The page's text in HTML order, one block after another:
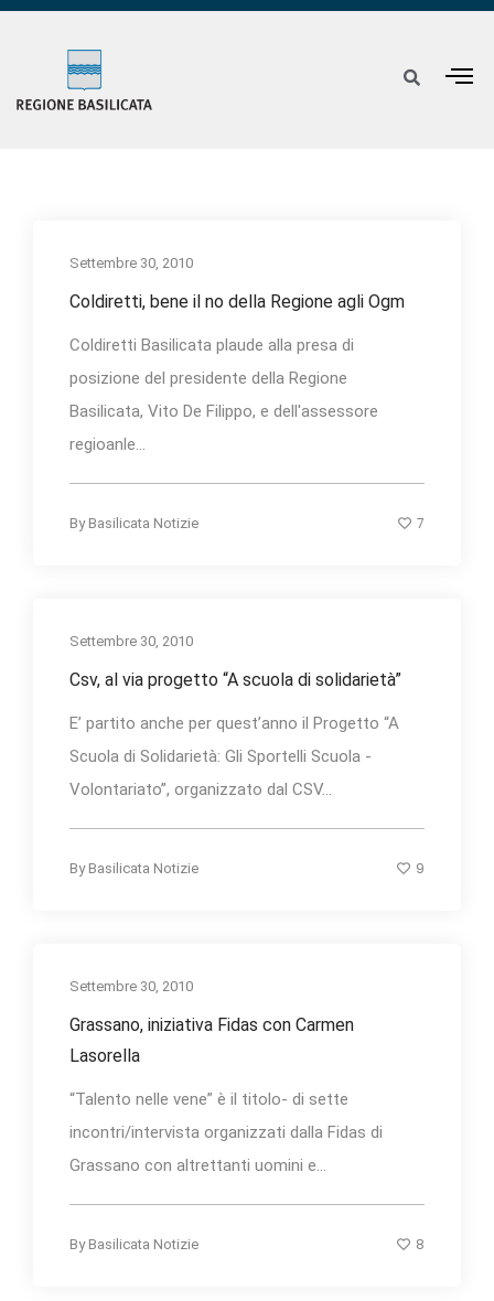
Settembre 30, 2010
Coldiretti, bene il no della Regione agli Ogm
Coldiretti Basilicata plaude alla presa di
posizione del presidente della Regione
Basilicata, Vito De Filippo, e dell'assessore
regioanle...
By Basilicata Notizie 7
Settembre 30, 2010
Csv, al via progetto “A scuola di solidarietà”
E’ partito anche per quest’anno il Progetto “A
Scuola di Solidarietà: Gli Sportelli Scuola -
Volontariato”, organizzato dal CSV...
By Basilicata Notizie 9
Settembre 30, 2010
Grassano, iniziativa Fidas con Carmen
Lasorella
“Talento nelle vene” è il titolo- di sette
incontri/intervista organizzati dalla Fidas di
Grassano con altrettanti uomini e...
By Basilicata Notizie 8